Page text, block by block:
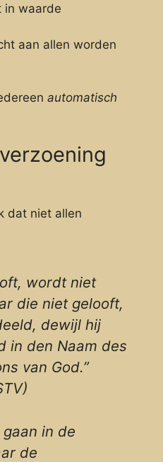
in waarde
aan allen worden
automatisch
dat niet allen
wordt niet
die niet gelooft,
dewijl hij
in den Naam des
van God.”
gaan in de
de